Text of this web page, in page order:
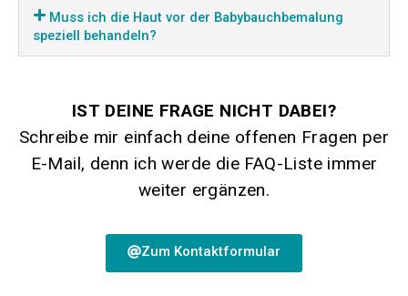
Muss ich die Haut vor der Babybauchbemalung
speziell behandeln?
IST DEINE FRAGE NICHT DABEI?
Schreibe mir einfach deine offenen Fragen per
E-Mail, denn ich werde die FAQ-Liste immer
weiter ergänzen.
Zum Kontaktformular